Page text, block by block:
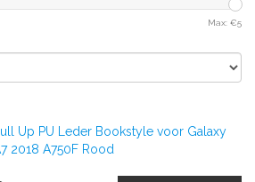
Max: €5
Up PU Leder Bookstyle voor Galaxy
2018 A750F Rood